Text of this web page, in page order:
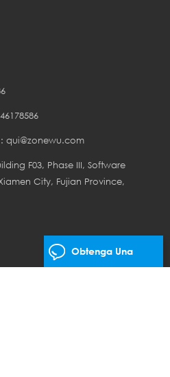
qui@zonewu.com
F03, Phase III, Software
City, Fujian Province,
Obtenga Una